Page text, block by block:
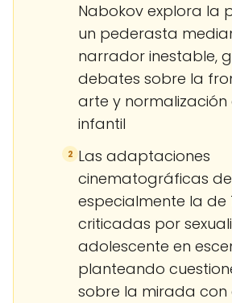
Nabokov explora la
un pederasta
narrador inestable,
debates sobre la
arte y
infantil
2 Las adaptaciones
cinematográficas de
especialmente la de
criticadas por
adolescente en
planteando
sobre la mirada con